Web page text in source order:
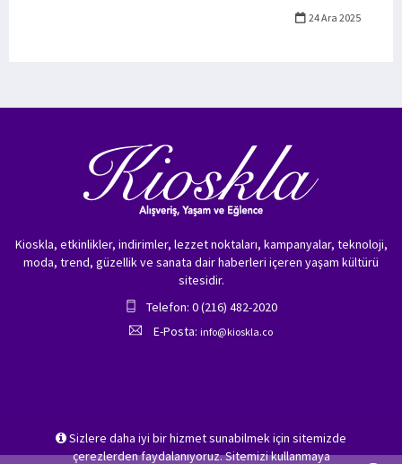
24 Ara 2025
Sizlere daha iyi bir hizmet sunabilmek için sitemizde
çerezlerden faydalanıyoruz. Sitemizi kullanmaya
Kioskla, etkinlikler, indirimler, lezzet noktaları, kampanyalar, teknoloji,
moda, trend, güzellik ve sanata dair haberleri içeren yaşam kültürü
sitesidir.
Telefon: 0 (216) 482-2020
E-Posta: info@kioskla.co